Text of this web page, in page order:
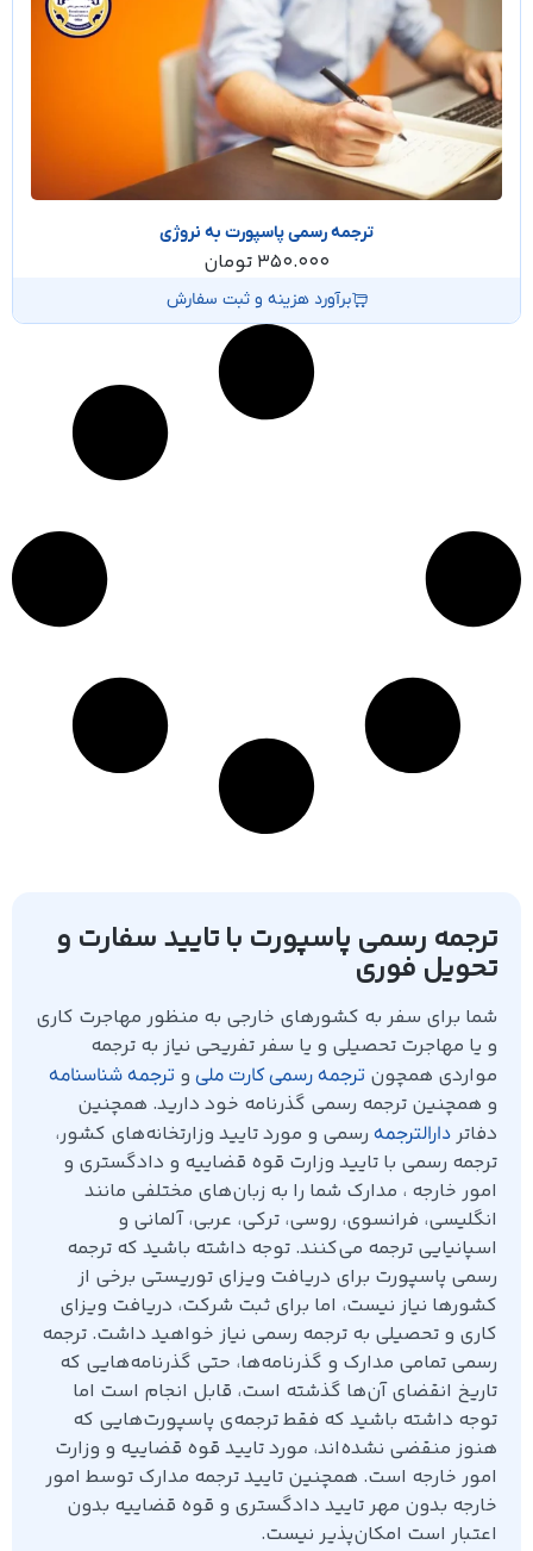
ترجمه رسمی پاسپورت به نروژی
350.000 تومان
برآورد هزینه و ثبت سفارش
ترجمه رسمی پاسپورت با تایید سفارت و
تحویل فوری
شما برای سفر به کشورهای خارجی به منظور مهاجرت کاری
و یا مهاجرت تحصیلی و یا سفر تفریحی نیاز به ترجمه
مواردی همچون ترجمه رسمی کارت ملی و ترجمه شناسنامه
و همچنین ترجمه رسمی گذرنامه خود دارید. همچنین
دفاتر دارالترجمه رسمی و مورد تایید وزارتخانه‌های کشور،
ترجمه رسمی با تایید وزارت قوه قضاییه و دادگستری و
امور خارجه ، مدارک شما را به زبان‌‌های مختلفی مانند
انگلیسی، فرانسوی، روسی، ترکی، عربی، آلمانی و
اسپانیایی ترجمه می‌کنند. توجه داشته باشید که ترجمه
رسمی پاسپورت برای دریافت ویزای توریستی برخی از
کشورها نیاز نیست، اما برای ثبت شرکت، دریافت ویزای
کاری و تحصیلی به ترجمه رسمی نیاز خواهید داشت. ترجمه
رسمی تمامی مدارک و گذرنامه‌ها، حتی گذرنامه‌هایی که
تاریخ انقضای آن‌ها گذشته است، قابل انجام است اما
توجه داشته باشید که فقط ترجمه‌ی پاسپورت‌هایی که
هنوز منقضی‌ نشده‌اند، مورد تایید قوه قضاییه و وزارت
امور خارجه است. همچنین تایید ترجمه مدارک توسط امور
خارجه بدون مهر تایید دادگستری و قوه قضاییه بدون
اعتبار است امکان‌پذیر نیست.